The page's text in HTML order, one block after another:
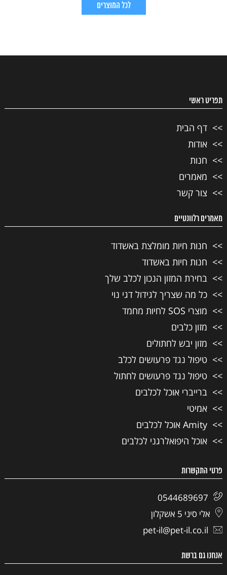
לכל המוצרים
תפריט ראשי
דף הבית
אודות
חנות
מאמרים
צור קשר
מאמרים רלוונטיים
חנות חיות מומלצת באשדוד
חנות חיות באשדוד
בחירת המזון הנכון לכלב שלך
כל מה שצריך לגידול דגי נוי
מוצרי SOS לחיות מחמד
מזון כלבים
מזון יבש לחתולים
טיפול נגד פרעושים לכלב
טיפול נגד פרעושים לחתול
ברייברי אוכל לכלבים
אמיטי
Amity אוכל לכלבים
אוכל היפואלרגני לכלבים
פרטי התקשרות
0544689697
אלי סיני 5 אשקלון
pet-il@pet-il.co.il
אנחנו גם ברשת